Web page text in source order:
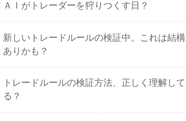
ＡＩがトレーダーを狩りつくす日？
新しいトレードルールの検証中。これは結構
ありかも？
トレードルールの検証方法、正しく理解して
る？